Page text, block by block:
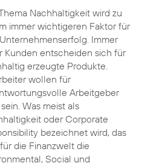
Nachhaltigkeit wird zu
immer wichtigeren Faktor für
Immer
Kunden entscheiden sich für
erzeugte Produkte.
wollen für
Arbeitgeber
Was meist als
oder Corporate
bezeichnet wird, das
die Finanzwelt die
Social und